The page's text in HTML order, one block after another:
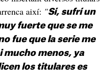
així: "Sí, sufrí un
fuerte que se me
fue que la serie me
mucho menos, ya
los titulares es